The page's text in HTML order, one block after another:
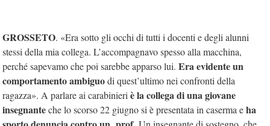
GROSSETO. «Era sotto gli occhi di tutti i docenti e degli alunni
stessi della mia collega. L’accompagnavo spesso alla macchina,
perché sapevamo che poi sarebbe apparso lui. Era evidente un
comportamento ambiguodi quest’ultimo nei confronti della
ragazza». A parlare ai carabinieri è la collega di una giovane
insegnanteche lo scorso 22 giugno si è presentata in caserma eha